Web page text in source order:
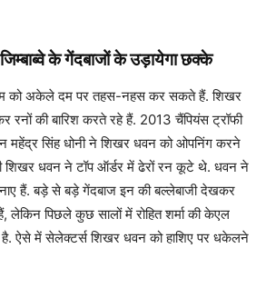
जिम्बाब्वे के गेंदबाजों के उड़ायेगा छक्के
को अकेले दम पर तहस-नहस कर सकते हैं. शिखर
की बारिश करते रहे हैं. 2013 चैंपियंस ट्रॉफी
महेंद्र सिंह धोनी ने शिखर धवन को ओपनिंग करने
शिखर धवन ने टॉप ऑर्डर में ढेरों रन कूटे थे. धवन ने
हैं. बड़े से बड़े गेंदबाज इन की बल्लेबाजी देखकर
लेकिन पिछले कुछ सालों में रोहित शर्मा की केएल
ऐसे में सेलेक्टर्स शिखर धवन को हाशिए पर धकेलने